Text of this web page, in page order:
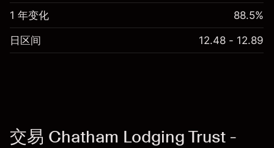
1 年变化 88.5%
日区间 12.48 - 12.89
交易 Chatham Lodging Trust -